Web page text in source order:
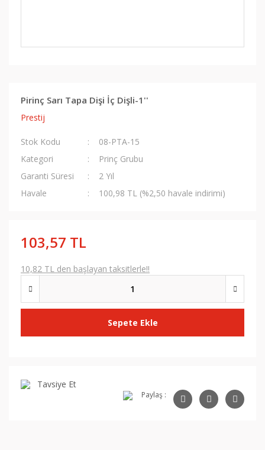
Pirinç Sarı Tapa Dişi İç Dişli-1''
Prestij
Stok Kodu
08-PTA-15
Kategori
Prinç Grubu
Garanti Süresi
2 Yıl
Havale
100,98 TL (%2,50 havale indirimi)
103,57 TL
10,82 TL den başlayan taksitlerle!!
Sepete Ekle
Tavsiye Et
Paylaş :